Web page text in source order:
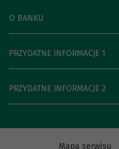
O BANKU
PRZYDATNE INFORMACJE 1
PRZYDATNE INFORMACJE 2
Mapa serwisu